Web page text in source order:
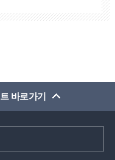
바로가기